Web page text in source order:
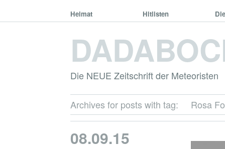
Heimat Hitlisten
Die NEUE Zeitschrift der Meteoristen
Archives for posts with tag: Rosa
08.09.15